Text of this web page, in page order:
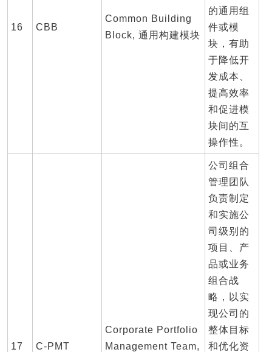
16 CBB
Common Building
Block, 通用构建模块
的通用组
件或模
块，有助
于降低开
发成本、
提高效率
和促进模
块间的互
操作性。
17 C-PMT
Corporate Portfolio
Management Team,
公司组合
管理团队
负责制定
和实施公
司级别的
项目、产
品或业务
组合战
略，以实
现公司的
整体目标
和优化资